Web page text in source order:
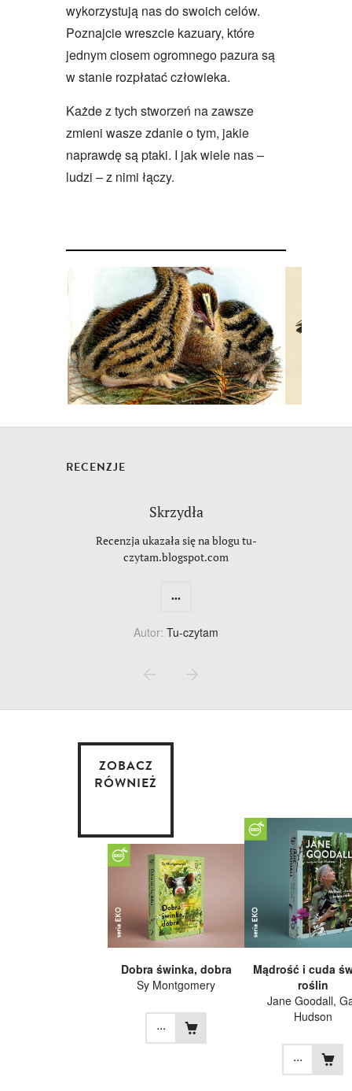
wykorzystują nas do swoich celów.
Poznajcie wreszcie kazuary, które
jednym ciosem ogromnego pazura są
w stanie rozpłatać człowieka.
Każde z tych stworzeń na zawsze
zmieni wasze zdanie o tym, jakie
naprawdę są ptaki. I jak wiele nas –
ludzi – z nimi łączy.
RECENZJE
Skrzydła
Recenzja ukazała się na blogu tu-
czytam.blogspot.com
...
Autor: Tu-czytam
ZOBACZ
RÓWNIEŻ
Dobra świnka, dobra
Sy Montgomery
...
Mądrość i cuda
roślin
Jane Goodall,
Hudson
...